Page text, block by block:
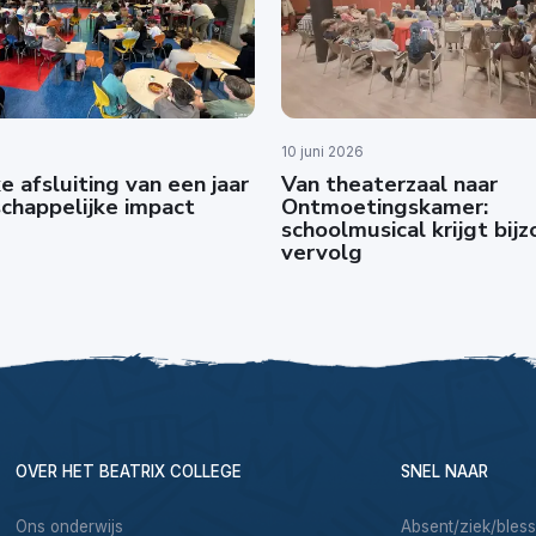
afsluiting van een jaar
impact
10 juni 2026
Van theaterzaal naar
Ontmoetingskamer:
schoolmusical krijgt
vervolg
OVER HET BEATRIX COLLEGE
Ons onderwijs
SNEL NAAR
Absent/ziek/